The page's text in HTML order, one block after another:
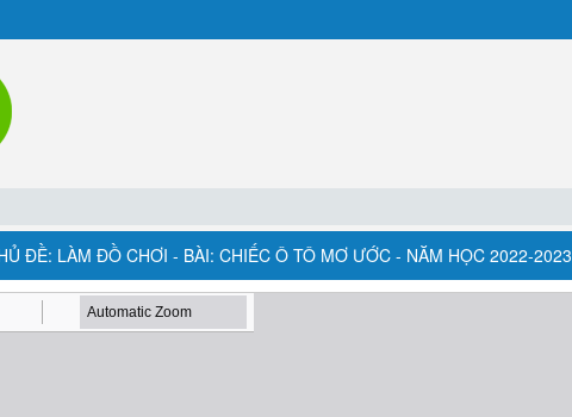
ĐỀ: LÀM ĐỒ CHƠI - BÀI: CHIẾC Ô TÔ MƠ ƯỚC - NĂM HỌC 2022-2023